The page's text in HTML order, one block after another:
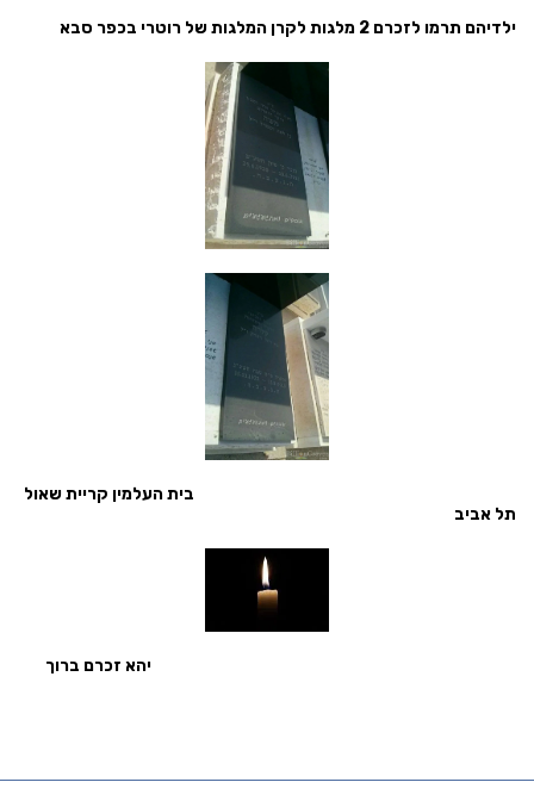
ילדיהם תרמו לזכרם 2 מלגות לקרן המלגות של רוטרי בכפר סבא
בית העלמין קריית שאול
תל אביב
יהא זכרם ברוך